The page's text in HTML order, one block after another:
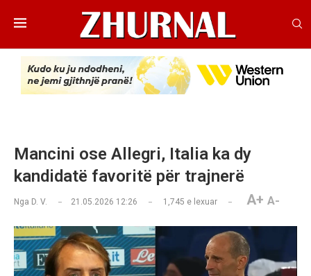
Mancini ose Allegri, Italia ka dy
kandidatë favoritë për trajnerë
Nga D. V. 21.05.2026 12:26 1,745 e lexuar A+ A-